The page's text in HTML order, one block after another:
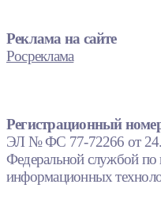
Реклама на сайте
Росреклама
Регистрационный
ЭЛ № ФС 77-72266 от
Федеральной службой по
информационных